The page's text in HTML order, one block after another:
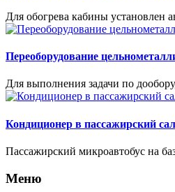
Для обогрева кабины установлен
Переоборудование
Для выполнения задачи по
Кондиционер в пассажирский
Пассажирский микроавтобус на
Меню